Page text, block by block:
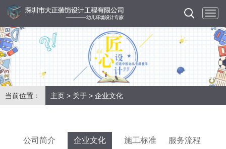
当前位置： 主页 > 关于 > 企业文化
公司简介 企业文化 施工标准
服务流程